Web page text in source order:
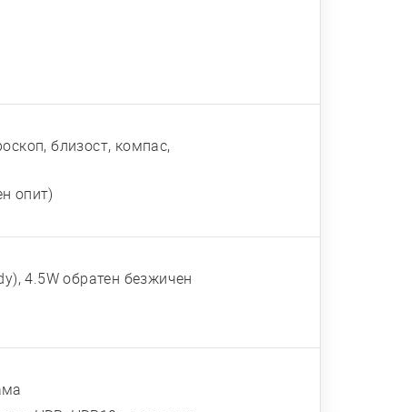
близост, компас,
опит)
4.5W обратен безжичен